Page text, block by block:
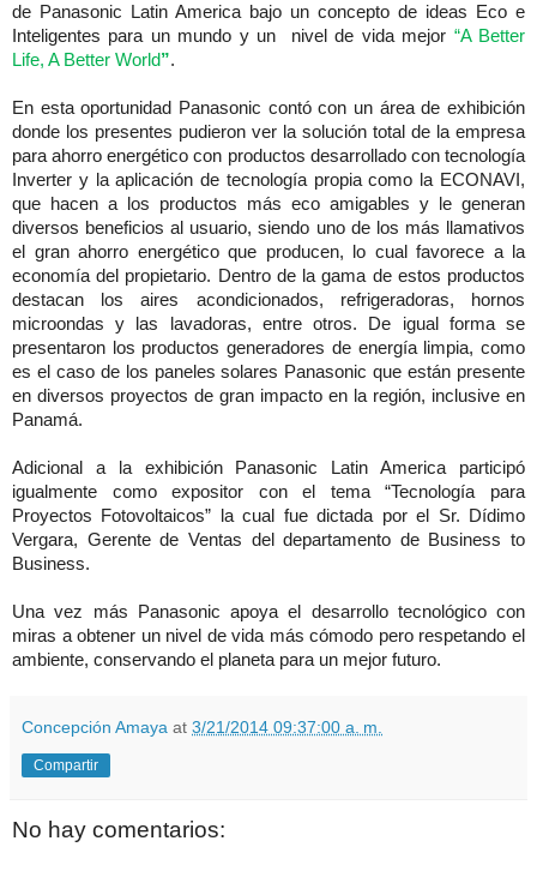
de Panasonic Latin America bajo un concepto de ideas Eco e
Inteligentes para un mundo y un
nivel de vida mejor “A Better
Life, A Better World”.
En esta oportunidad Panasonic contó con un área de exhibición
donde los presentes pudieron ver la solución total de la empresa
para ahorro energético con productos desarrollado con tecnología
Inverter y la aplicación de tecnología propia como la ECONAVI,
que hacen a los productos más eco amigables y le generan
diversos beneficios al usuario, siendo uno de los más llamativos
el gran ahorro energético que producen, lo cual favorece a la
economía del propietario. Dentro de la gama de estos productos
destacan los aires acondicionados, refrigeradoras, hornos
microondas y las lavadoras, entre otros. De igual forma se
presentaron los productos generadores de energía limpia, como
es el caso de los paneles solares Panasonic que están presente
en diversos proyectos de gran impacto en la región, inclusive en
Panamá.
Adicional a la exhibición Panasonic Latin America participó
igualmente como expositor con el tema “Tecnología para
Proyectos Fotovoltaicos” la cual fue dictada por el Sr. Dídimo
Vergara, Gerente de Ventas del departamento de Business to
Business.
Una vez más Panasonic apoya el desarrollo tecnológico con
miras a obtener un nivel de vida más cómodo pero respetando el
ambiente, conservando el planeta para un mejor futuro.
Concepción Amaya at 3/21/2014 09:37:00 a. m.
Compartir
No hay comentarios: